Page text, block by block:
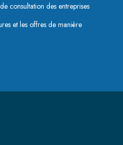
consultation des entreprises
et les offres de manière